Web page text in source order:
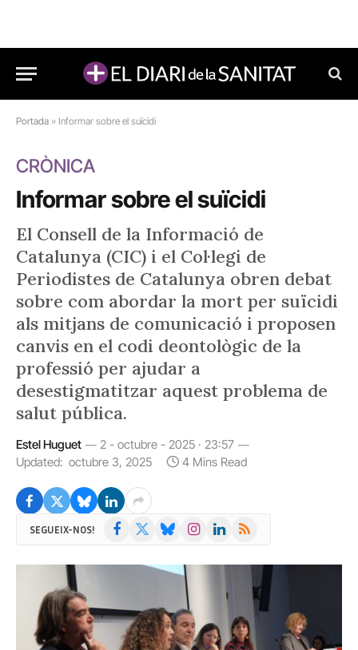
Portada » Informar sobre el suïcidi
CRÒNICA
Informar sobre el suïcidi
El Consell de la Informació de
Catalunya (CIC) i el Col·legi de
Periodistes de Catalunya obren debat
sobre com abordar la mort per suïcidi
als mitjans de comunicació i proposen
canvis en el codi deontològic de la
professió per ajudar a
desestigmatitzar aquest problema de
salut pública.
Estel Huguet
2 - octubre - 2025 · 23:57
Updated: octubre 3, 2025 4 Mins Read
SEGUEIX-NOS! Facebook BlueskyInstagramLinkedIn
RSS